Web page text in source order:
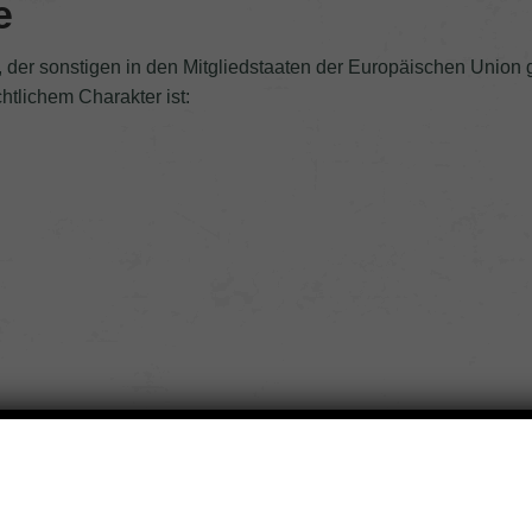
sonstigen in den Mitgliedstaaten der Europäischen
Charakter ist:
Sie unserem Impressum entnehmen.